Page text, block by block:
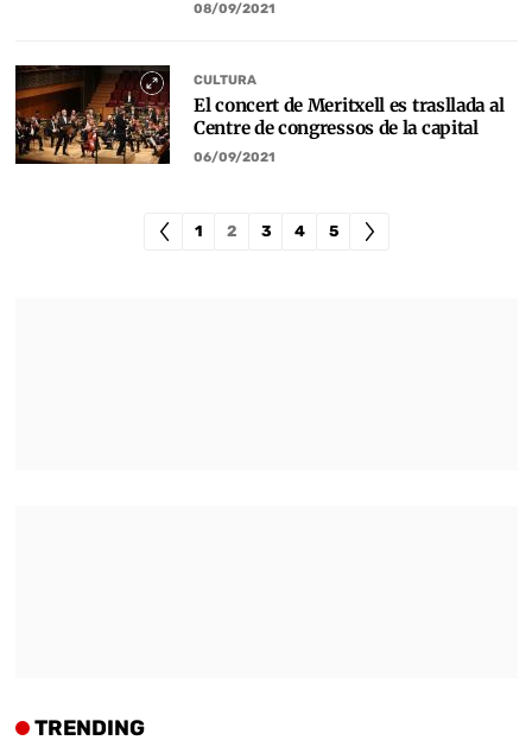
08/09/2021
CULTURA
El concert de Meritxell es trasllada al
Centre de congressos de la capital
06/09/2021
1 2 3 4 5
TRENDING